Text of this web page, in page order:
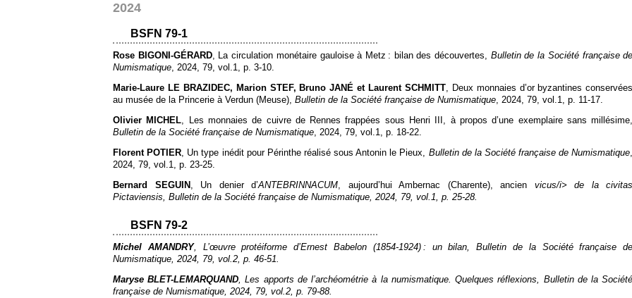
2024
BSFN 79-1
Rose BIGONI-GÉRARD, La circulation monétaire gauloise à Metz : bilan des découvertes, Bulletin de la Société française de
Numismatique, 2024, 79, vol.1, p. 3‑10.
Marie-Laure LE BRAZIDEC, Marion STEF, Bruno JANÉ et Laurent SCHMITT, Deux monnaies d’or byzantines conservées
au musée de la Princerie à Verdun (Meuse), Bulletin de la Société française de Numismatique, 2024, 79, vol.1, p. 11‑17.
Olivier MICHEL, Les monnaies de cuivre de Rennes frappées sous Henri III, à propos d’une exemplaire sans millésime,
Bulletin de la Société française de Numismatique, 2024, 79, vol.1, p. 18‑22.
Florent POTIER, Un type inédit pour Périnthe réalisé sous Antonin le Pieux, Bulletin de la Société française de Numismatique,
2024, 79, vol.1, p. 23‑25.
Bernard SEGUIN , Un denier d’ANTEBRINNACUM, aujourd’hui Ambernac (Charente), ancien vicus/i> de lacivitas
Pictaviensis, Bulletin de la Société française de Numismatique, 2024, 79, vol.1, p. 25‑28.
BSFN 79-2
Michel AMANDRY, L’œuvre protéiforme d’Ernest Babelon (1854-1924) : un bilan,Bulletin de la Société française de
Numismatique, 2024, 79, vol.2, p. 46‑51.
Maryse BLET-LEMARQUAND, Les apports de l’archéométrie à la numismatique. Quelques réflexions, Bulletin de la Société
française de Numismatique, 2024, 79, vol.2, p. 79‑88.